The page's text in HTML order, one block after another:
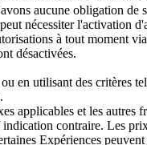
aucune obligation de
nécessiter l'activation
à tout moment
désactivées.
en utilisant des critères
applicables et les autres
contraire. Les
Expériences